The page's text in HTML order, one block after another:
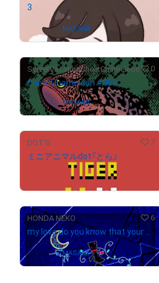
3
Owned by MASAMI
SweetVacationCheatChameleon 0
CheatChameleon #006
Owned by MASAMI
DOT'S 7
ミニアニマルdot『とら』
95.05)
HONDA NEKO 6
my love do you know that your eyes are like stars brightly beaming?
Owned byMASAMI